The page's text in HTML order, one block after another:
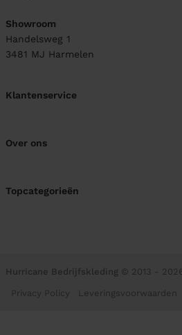
Showroom
Handelsweg 1
3481 MJ Harmelen
Klantenservice
Over ons
Topcategorieën
Hurricane Bedrijfskleding © 2013 -
Privacy Policy Leveringsvoorwaarden